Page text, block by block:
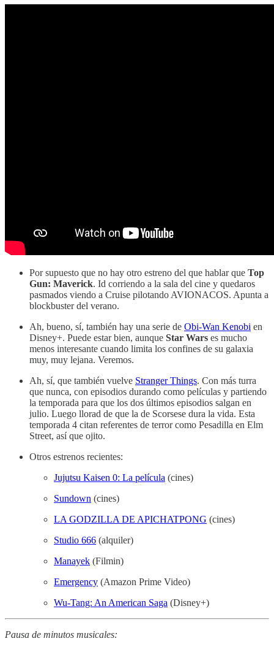
Por supuesto que no hay otro estreno del que hablar que Top
Gun: Maverick. Id corriendo a la sala del cine y quedaros
pasmados viendo a Cruise pilotando AVIONACOS. Apunta a
blockbuster del verano.
Ah, bueno, sí, también hay una serie de Obi-Wan Kenobi en
Disney+. Puede estar bien, aunque Star Wars es mucho
menos interesante cuando limita los confines de su galaxia
muy, muy lejana. Veremos.
Ah, sí, que también vuelve Stranger Things. Con más turra
que nunca, con episodios durando como películas y partiendo
la temporada para que los dos últimos episodios salgan en
julio. Luego llorad de que la de Scorsese dura la vida. Esta
temporada 4 citan referentes de terror como Pesadilla en Elm
Street, así que ojito.
Otros estrenos recientes:
Jujutsu Kaisen 0: La película (cines)
Sundown (cines)
LA GODZILLA DE APICHATPONG (cines)
Studio 666 (alquiler)
Manayek (Filmin)
Emergency (Amazon Prime Video)
Wu-Tang: An American Saga (Disney+)
Pausa de minutos musicales: